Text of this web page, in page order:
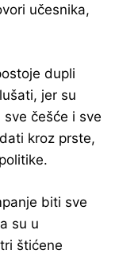
učesnika,
dupli
jer su
češće i sve
kroz prste,
biti sve
su u
štićene